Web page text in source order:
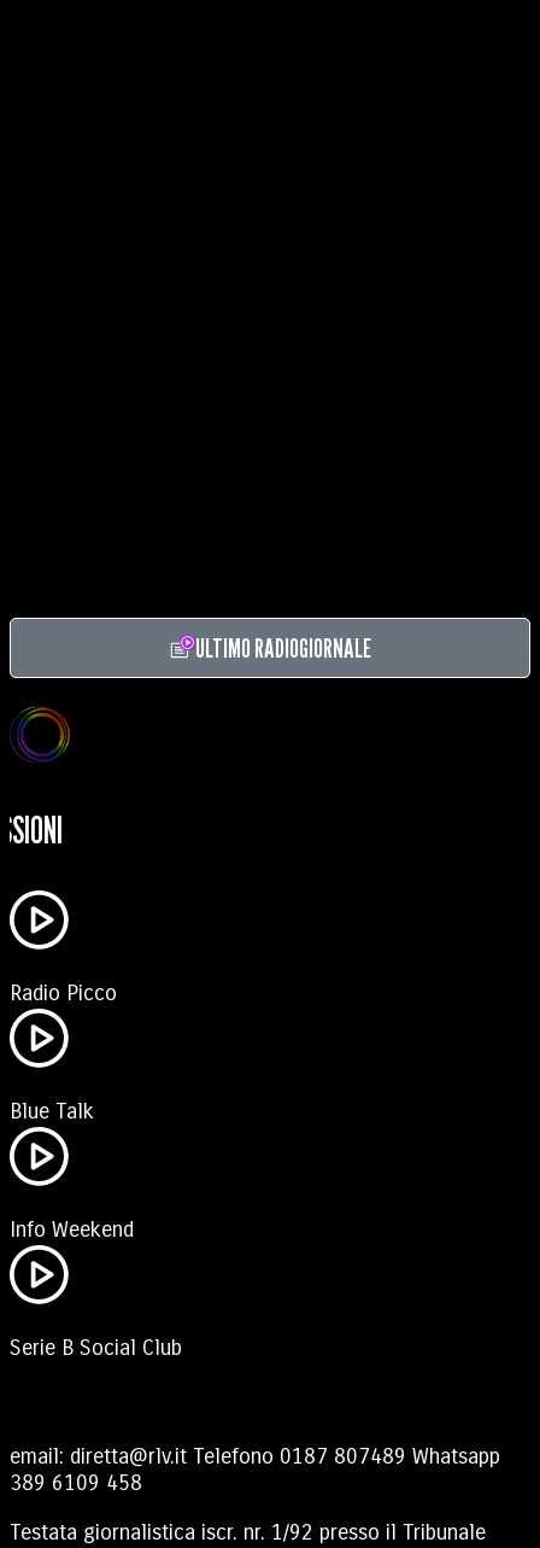
ULTIMO RADIOGIORNALE
Radio Picco
Blue Talk
Info Weekend
Serie B Social Club
email: diretta@rlv.it Telefono 0187 807489 Whatsapp
389 6109 458
Testata giornalistica iscr. nr. 1/92 presso il Tribunale